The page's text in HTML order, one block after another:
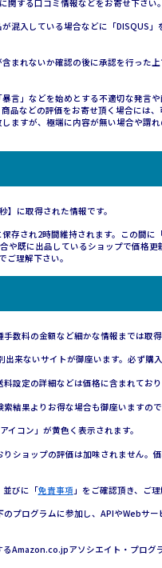
関する口コミ情報などをお寄せ下さい。
混入している場合などに「DISQUS
まれないか確認の後に承認を行った
言」などを始めとする不適切な発言
品などの評価をお寄せ頂く場合には
ますが、極端に内容が無い場合や謂
に取得された情報です。
存され2時間維持されます。この間に
や既に出品しているショップで価格
理解下さい。
数料の金額など細かな情報までは取
来ないサイトが御座います。必ず購
設定の詳細などは価格に含まれており
結果よりお得な場合も御座いますので
コン」が黄色く表示されます。
ショップの評価は加味されません。
並びに「免責事項 」をご確認頂き、ご
プログラムに参加し、APIやWebサ
るAmazon.co.jpアソシエイト・プロ